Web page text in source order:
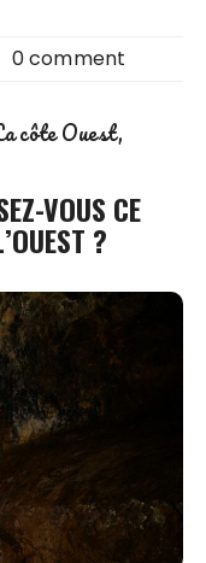
0 comment
côte Ouest
VOUS CE
?